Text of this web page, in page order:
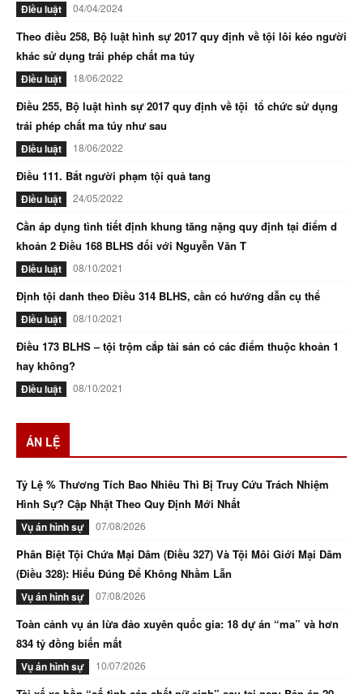
Điều luật 04/04/2024
Theo điều 258, Bộ luật hình sự 2017 quy định về tội lôi kéo người
khác sử dụng trái phép chất ma túy
Điều luật 18/06/2022
Điều 255, Bộ luật hình sự 2017 quy định về tội tổ chức sử dụng
trái phép chất ma túy như sau
Điều luật 18/06/2022
Điều 111. Bắt người phạm tội quả tang
Điều luật 24/05/2022
Cần áp dụng tình tiết định khung tăng nặng quy định tại điểm d
khoản 2 Điều 168 BLHS đối với Nguyễn Văn T
Điều luật 08/10/2021
Định tội danh theo Điều 314 BLHS, cần có hướng dẫn cụ thể
Điều luật 08/10/2021
Điều 173 BLHS – tội trộm cắp tài sản có các điểm thuộc khoản 1
hay không?
Điều luật 08/10/2021
ÁN LỆ
Tỷ Lệ % Thương Tích Bao Nhiêu Thì Bị Truy Cứu Trách Nhiệm
Hình Sự? Cập Nhật Theo Quy Định Mới Nhất
Vụ án hình sự 07/08/2026
Phân Biệt Tội Chứa Mại Dâm (Điều 327) Và Tội Môi Giới Mại Dâm
(Điều 328): Hiểu Đúng Để Không Nhầm Lẫn
Vụ án hình sự 07/08/2026
Toàn cảnh vụ án lừa đảo xuyên quốc gia: 18 dự án “ma” và hơn
834 tỷ đồng biến mất
Vụ án hình sự 10/07/2026